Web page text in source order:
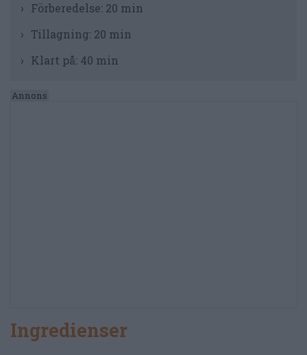
Förberedelse: 20 min
Tillagning: 20 min
Klart på: 40 min
Ingredienser